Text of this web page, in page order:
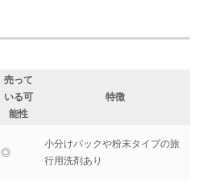
売って
いる可
能性
特徴
◎
小分けパックや粉末タイプの旅
行用洗剤あり